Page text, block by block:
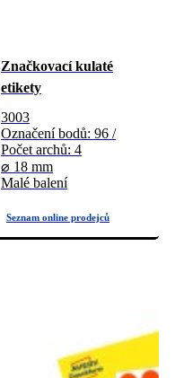
Značkovací kulaté
etikety
3003
Označení bodů: 96 /
Počet archů: 4
⌀ 18 mm
Malé balení